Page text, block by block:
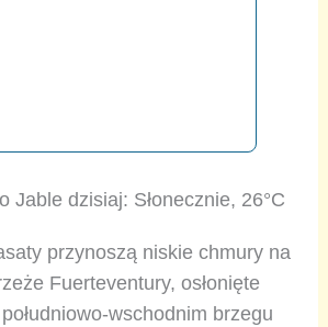
Jable dzisiaj: Słonecznie, 26°C
przynoszą niskie chmury na
Fuerteventury, osłonięte
wschodnim brzegu